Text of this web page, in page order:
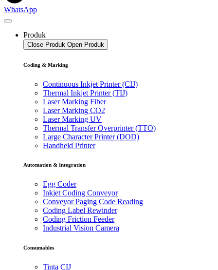
WhatsApp
Produk
Close Produk Open Produk
Coding & Marking
Continuous Inkjet Printer (CIJ)
Thermal Inkjet Printer (TIJ)
Laser Marking Fiber
Laser Marking CO2
Laser Marking UV
Thermal Transfer Overprinter (TTO)
Large Character Printer (DOD)
Handheld Printer
Automation & Integration
Egg Coder
Inkjet Coding Conveyor
Conveyor Paging Code Reading
Coding Label Rewinder
Coding Friction Feeder
Industrial Vision Camera
Consumables
Tinta CIJ